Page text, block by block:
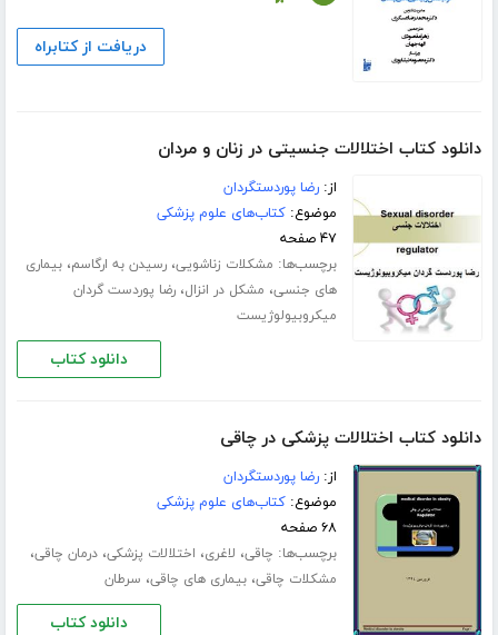
دریافت از کتابراه
دانلود کتاب اختلالات جنسیتی در زنان و مردان
از:رضا پوردستگردان
موضوع:کتاب‌های علوم پزشکی
۴۷ صفحه
برچسب‌ها: مشکلات زناشویی،رسیدن به ارگاسم،بیماری
های جنسی، مشکل در انزال،رضا پوردست گردان
میکروبیولوژیست
دانلود کتاب
دانلود کتاب اختلالات پزشکی در چاقی
از:رضا پوردستگردان
موضوع:کتاب‌های علوم پزشکی
۶۸ صفحه
برچسب‌ها: چاقی، لاغری، اختلالات پزشکی،درمان چاقی،
مشکلات چاقی،بیماری های چاقی، سرطان
دانلود کتاب